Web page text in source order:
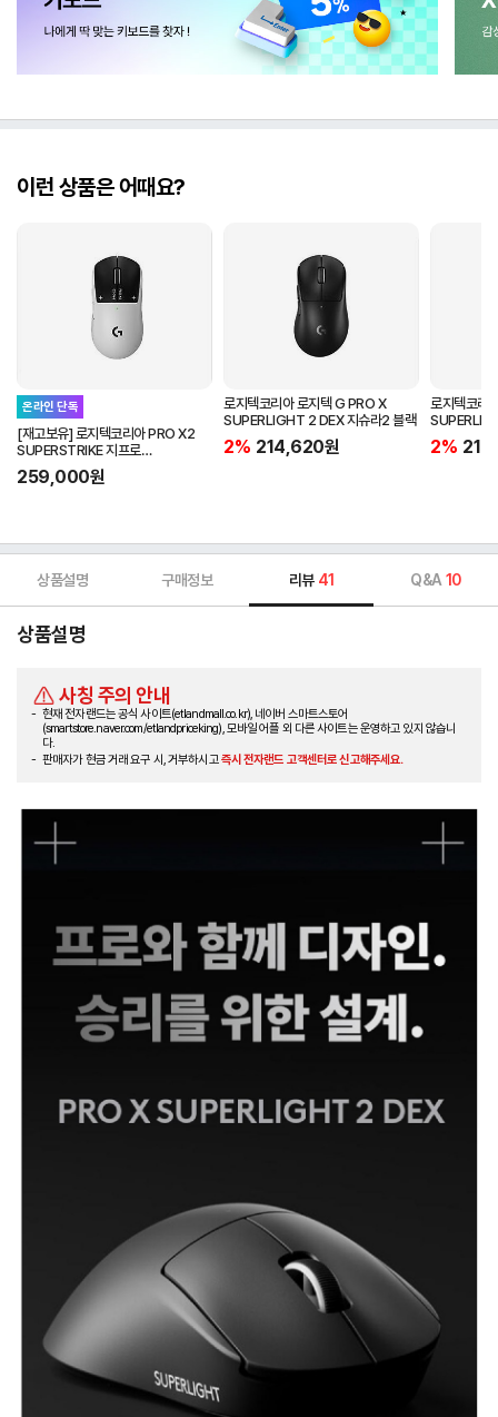
이런 상품은 어때요?
온라인 단독
[재고보유] 로지텍코리아 PRO X2
SUPERSTRIKE 지프로
슈퍼스트라이크 지슈스 게이밍마우스
259,000원
로지텍코리아 로지텍 G PRO X
SUPERLIGHT 2 DEX 지슈라2 블랙
2% 214,620원
로지텍코리
2%
상품설명 구매정보 리뷰 41 Q&A 10
상품설명
사칭 주의 안내
현재 전자랜드는 공식 사이트(etlandmall.co.kr), 네이버 스마트스토어
(smartstore.naver.com/etlandpriceking), 모바일 어플 외 다른 사이트는 운영하고 있지 않습니
다.
판매자가 현금 거래 요구 시, 거부하시고즉시 전자랜드 고객센터로 신고해주세요.